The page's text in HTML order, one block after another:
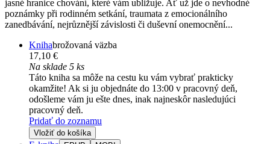
jasné hranice chování, které vám ubližuje. Ať už jde o nevhodné
poznámky při rodinném setkání, traumata z emocionálního
zanedbávání, nejrůznější závislosti či duševní onemocnění...
Knihabrožovaná väzba
17,10 €
Na sklade 5 ks
Táto kniha sa môže na cestu ku vám vybrať prakticky
okamžite! Ak si ju objednáte do 13:00 v pracovný deň,
odošleme vám ju ešte dnes, inak najneskôr nasledujúci
pracovný deň.
Pridať do zoznamu
Vložiť do košíka